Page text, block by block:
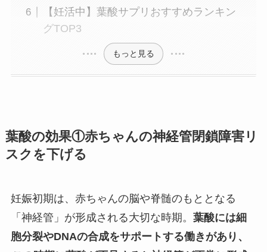
【妊活中】葉酸サプリおすすめランキン
グTOP3
もっと見る
葉酸の効果①赤ちゃんの神経管閉鎖障害リ
スクを下げる
妊娠初期は、赤ちゃんの脳や脊髄のもととなる
「神経管」が形成される大切な時期。 葉酸には細
胞分裂やDNAの合成をサポートする働きがあり、